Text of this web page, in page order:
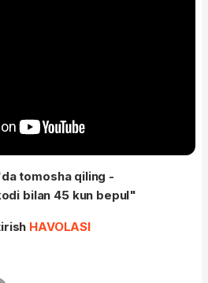
tomosha qiling -
bilan 45 kun bepul"
HAVOLASI